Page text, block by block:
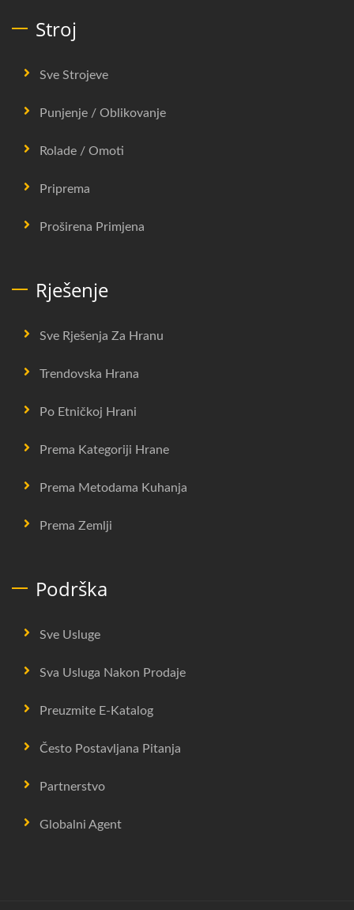
Stroj
Sve Strojeve
Punjenje / Oblikovanje
Rolade / Omoti
Priprema
Proširena Primjena
Rješenje
Sve Rješenja Za Hranu
Trendovska Hrana
Po Etničkoj Hrani
Prema Kategoriji Hrane
Prema Metodama Kuhanja
Prema Zemlji
Podrška
Sve Usluge
Sva Usluga Nakon Prodaje
Preuzmite E-Katalog
Često Postavljana Pitanja
Partnerstvo
Globalni Agent